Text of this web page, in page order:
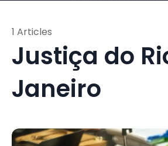
Justiça do
Janeiro
1 Articles